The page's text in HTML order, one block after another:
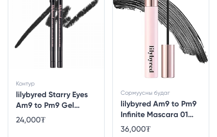
lilybyred Starry Eyes
Am9 to Pm9 Gel
Eyeliner 06 #Matt
Black
Контур
24,000₮
lilybyred Am9 to Pm9
Infinite Mascara 01
#Long&Curl
Сормуусны будаг
36,000₮